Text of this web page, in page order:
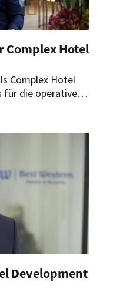
Complex Hotel
Complex Hotel
für die operative
geführten
München und
mit insgesamt
Development